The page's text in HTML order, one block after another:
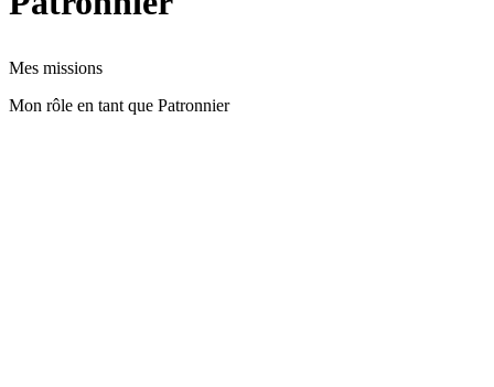
Mes missions
Mon rôle en tant que Patronnier